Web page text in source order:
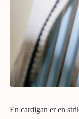
En cardigan er en